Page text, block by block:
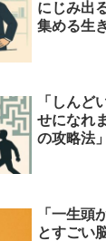
にじみ出
集める生
「しんど
せになれ
の攻略法
「一生頭
とすごい